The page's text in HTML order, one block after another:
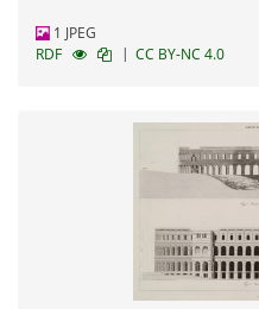
1 JPEG
RDF
| CC BY-NC 4.0